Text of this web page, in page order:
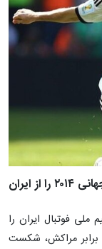
مسی با گل خود تساوی برابر آرژانتین در جام جهانی ۲۰۱۴ را از ایران
هدایت تیم ملی فوتبال ایران را
برابر مراکش، شکست